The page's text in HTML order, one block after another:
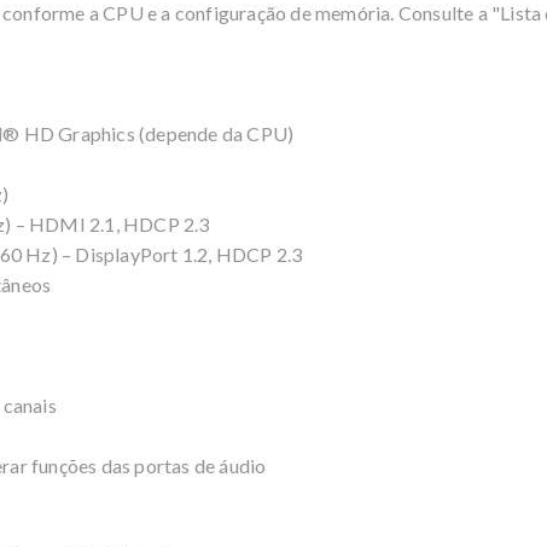
a CPU e a configuração de memória. Consulte a
Graphics (depende da CPU)
– HDMI 2.1, HDCP 2.3
Hz) – DisplayPort 1.2, HDCP 2.3
funções das portas de áudio